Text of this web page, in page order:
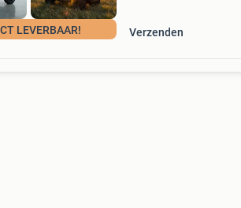
LEVERBAAR! Verzenden